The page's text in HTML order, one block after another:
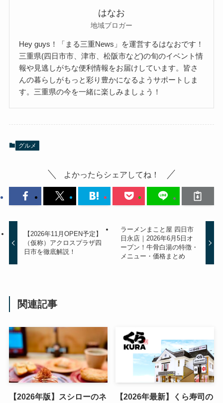
はなお
地域ブロガー
Hey guys！「まる三重News」を運営するはなおです！
三重県(四日市市、津市、松阪市など)の旬のイベント情
報や見逃しがちな便利情報をお届けしています。皆さ
んの暮らしがもっと彩り豊かになるようサポートしま
す。三重県の今を一緒に楽しみましょう！
グルメ
よかったらシェアしてね！
【2026年11月OPEN予定】
（仮称）アクロスプラザ四
日市を徹底解説！
ラーメンまこと屋 四日市
日永店｜2026年6月5日オ
ープン！牛骨白湯の特徴・
メニュー・価格まとめ
関連記事
【2026年版】スシローのネ 【2026年最新】くら寿司の